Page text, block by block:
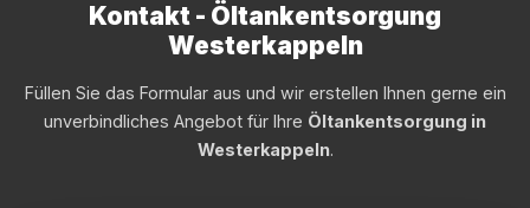
Kontakt - Öltankentsorgung
Westerkappeln
Füllen Sie das Formular aus und wir erstellen Ihnen gerne ein
unverbindliches Angebot für Ihre Öltankentsorgung in
Westerkappeln.